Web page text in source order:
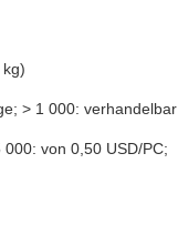
> 1 000: verhandelbar
von 0,50 USD/PC;